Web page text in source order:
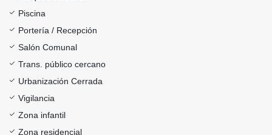
Piscina
Portería / Recepción
Salón Comunal
Trans. público cercano
Urbanización Cerrada
Vigilancia
Zona infantil
Zona residencial